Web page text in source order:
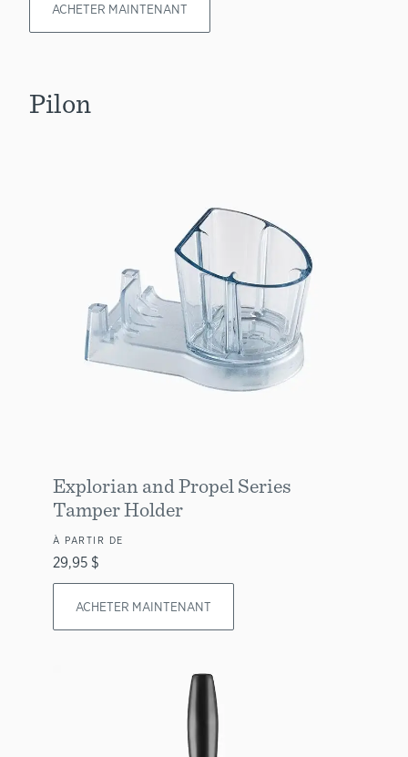
ACHETER MAINTENANT
Pilon
Explorian and Propel Series
Tamper Holder
À PARTIR DE
29,95 $
ACHETER MAINTENANT